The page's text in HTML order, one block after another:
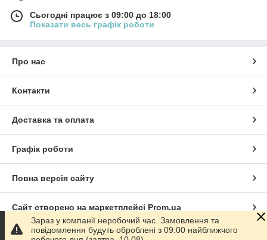
Сьогодні працює з 09:00 до 18:00
Показати весь графік роботи
Про нас
Контакти
Доставка та оплата
Графік роботи
Повна версія сайту
Сайт створено на маркетплейсі Prom.ua
Політика конфіденційності
Зараз у компанії неробочий час. Замовлення та
повідомлення будуть оброблені з 09:00 найближчого